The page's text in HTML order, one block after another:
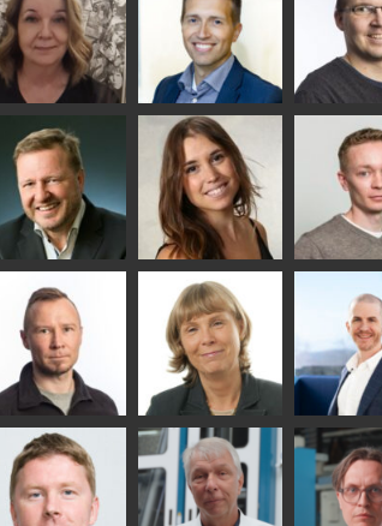
Mari
Lehtinen
COMMUNICATIONS
- GLASTON
Miika
Äppelqvist
GLASS USE AND
ARCHITECTURE -
GLASTON
Antti
GLASTON
Mauri
Saksala
Mar Garrido
Jukka
Immonen
HEAT TREATMENT
SOLUTIONS -
GLASTON
AgnetaS
COMMUNICATIONS
- GLASTON
Robert